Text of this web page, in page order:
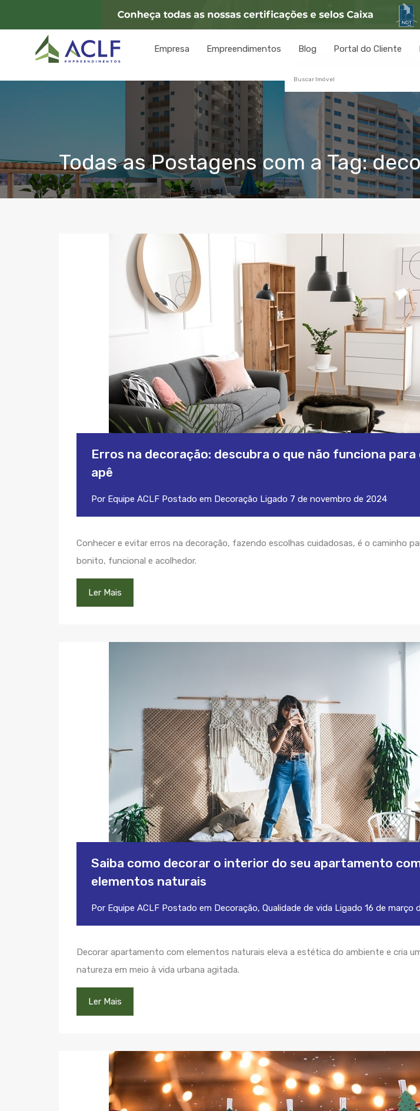
Empresa Empreendimentos Blog Portal do Cliente
Buscar Imóvel
Todas as Postagens com a Tag:
Erros na decoração: descubra o que não funciona
apê
Por Equipe ACLF Postado em Decoração Ligado 7 de novembro de 2024
Conhecer e evitar erros na decoração, fazendo escolhas cuidadosas, é o caminho
bonito, funcional e acolhedor.
Ler Mais
Saiba como decorar o interior do seu apartamento
elementos naturais
Por Equipe ACLF Postado em Decoração, Qualidade de vida Ligado 16 de março
Decorar apartamento com elementos naturais eleva a estética do ambiente e cria
natureza em meio à vida urbana agitada.
Ler Mais